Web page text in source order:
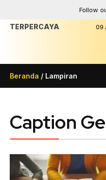
Follow
09
TERPE
Beranda / Lampiran
Caption